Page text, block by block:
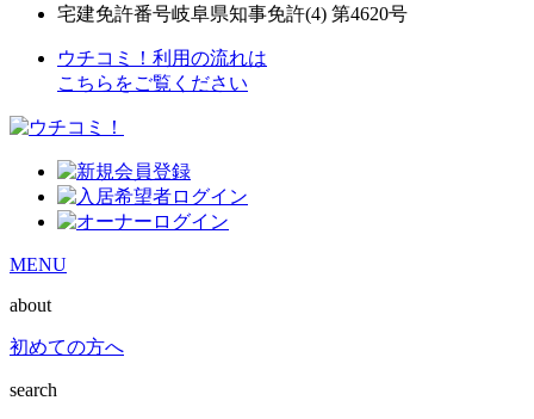
宅建免許番号岐阜県知事免許(4) 第4620号
ウチコミ！利用の流れは
こちらをご覧ください
MENU
about
初めての方へ
search